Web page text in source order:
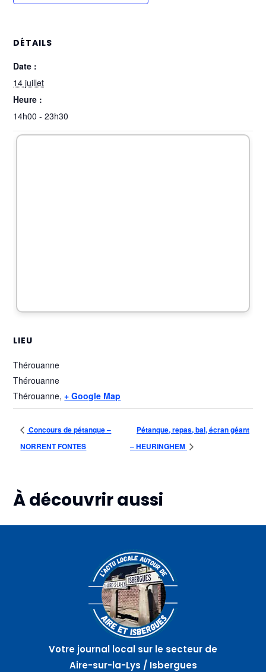
DÉTAILS
Date :
14 juillet
Heure :
14h00 - 23h30
LIEU
Thérouanne
Thérouanne
Thérouanne, + Google Map
Concours de pétanque –
NORRENT FONTES
Pétanque, repas, bal, écran géant
– HEURINGHEM
À découvrir aussi
GUARBECQUE
Plus d'informations
Atelier
nœuds
de
marinier
– AIRE
SUR
LA LYS
Plus d'informations
La
vieille
ville en
randonnée
–
THEROUANNE
Plus d'informations
Votre journal local sur le secteur de
Aire-sur-la-Lys / Isbergues